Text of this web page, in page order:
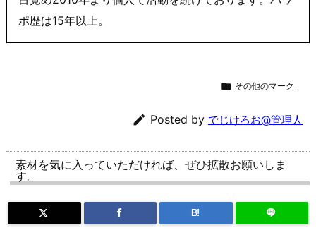
ポ歴は15年以上。
 その他のマーク
 Posted by でじけろお@管理人
素材を気に入っていただければ、ぜひ拡散お願いしま
す。
B!